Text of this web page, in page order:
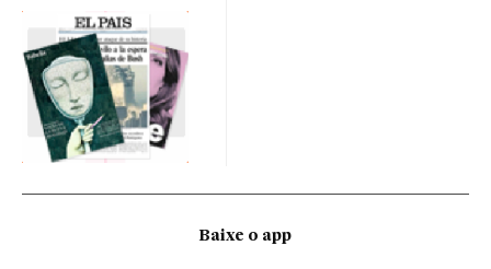
Baixe o app